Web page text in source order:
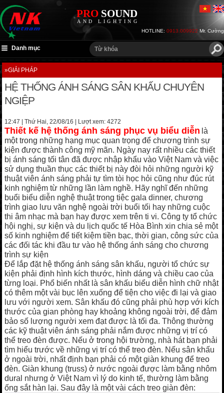
PRO SOUND
AND LIGHTING
HOTLINE: 0913.009922 Mr. Cường
Danh mục
»GIẢI PHÁP
HỆ THỐNG ÁNH SÁNG SÂN KHẤU CHUYÊN
NGIỆP
12:47 | Thứ Hai, 22/08/16 | Lượt xem: 4272
Thiết kế hệ thống ánh sáng phục vụ biểu diễn là
một trong những hạng mục quan trọng để chương trình sự
kiện được thành công mỹ mãn. Ngày nay rất nhiều các thiết
bị ánh sáng tối tân đã được nhập khẩu vào Việt Nam và việc
sử dụng thuần thục các thiết bị này đòi hỏi những người kỹ
thuật viên ánh sáng phải tự tìm tòi học hỏi cũng như đúc rút
kinh nghiệm từ những lần làm nghề. Hãy nghĩ đến những
buổi biểu diễn nghệ thuật trong tiệc gala dinner, chương
trình giao lưu văn nghệ ngoài trời buổi tối hay những cuộc
thi âm nhạc mà bạn hay được xem trên ti vi. Công ty tổ chức
hội nghị, sự kiện và du lịch quốc tế Hòa Bình xin chia sẻ một
số kinh nghiệm để tiết kiệm tiền bạc, thời gian, công sức của
các đối tác khi đầu tư vào hệ thống ánh sáng cho chương
trình sự kiện
Để lắp đặt hệ thống ánh sáng sân khấu, người tổ chức sự
kiện phải định hình kích thước, hình dáng và chiều cao của
từng loại. Phổ biến nhất là sân khấu biểu diễn hình chữ nhật
có thêm một vài bục lên xuống để tiện cho việc đi lại và giao
lưu với người xem. Sân khấu đó cũng phải phù hợp với kích
thước của gian phòng hay khoảng không ngoài trời, để đảm
bảo số lượng người xem đạt được là tối đa. Thông thường
các kỹ thuật viên ánh sáng phải nắm được những vị trí có
thể treo đèn được. Nếu ở trong hội trường, nhà hát bạn phải
tìm hiểu trước về những vị trí có thể treo đèn. Nếu sân khấu
ở ngoài trời, nhất định bạn phải có một giàn khung để treo
đèn. Giàn khung (truss) ở nước ngoài được làm bằng nhôm
dural nhưng ở Việt Nam vì lý do kinh tế, thường làm bằng
ống sắt hàn lại. Sau đây là một vài cách treo giàn đèn: